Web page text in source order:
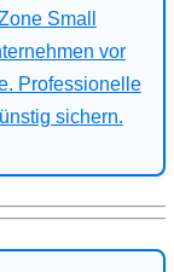
Small
vor
Professionelle
sichern.